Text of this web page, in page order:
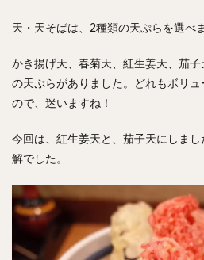
天・天そばは、2種類の天ぷらを選べ
かき揚げ天、春菊天、紅生姜天、茄
の天ぷらがありました。どれもボリ
ので、迷いますね！
今回は、紅生姜天と、茄子天にしま
解でした。